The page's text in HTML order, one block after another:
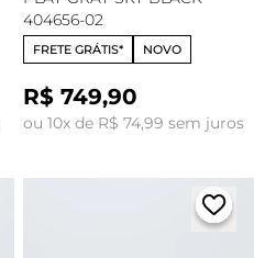
404656-02
FRETE GRÁTIS* NOVO
R$ 749,90
ou 10x de R$ 74,99 sem juros